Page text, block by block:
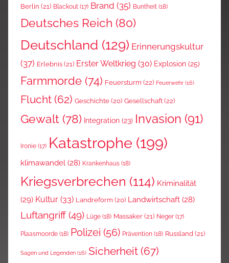
Berlin (21) Blackout (17) Brand (35) Buntheit (18)
Deutsches Reich (80)
Deutschland (129) Erinnerungskultur
(37) Erlebnis (21) Erster Weltkrieg (30) Explosion (25)
Farmmorde (74) Feuersturm (22) Feuerwehr (16)
Flucht (62) Geschichte (20) Gesellschaft(22)
Gewalt (78) Integration (23) Invasion (91)
Ironie (17) Katastrophe (199)
klimawandel (28) Krankenhaus (18)
Kriegsverbrechen (114) Kriminalität
(29) Kultur (33) Landreform (20) Landwirtschaft (28)
Luftangriff (49) Lüge (18) Massaker (21) Neger (17)
Plaasmoorde (18) Polizei (56) Prävention (18) Russland (21)
Sagen und Legenden (16) Sicherheit (67)